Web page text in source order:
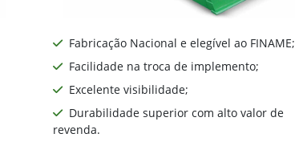
Fabricação Nacional e elegível ao FINAME;
Facilidade na troca de implemento;
Excelente visibilidade;
Durabilidade superior com alto valor de
revenda.